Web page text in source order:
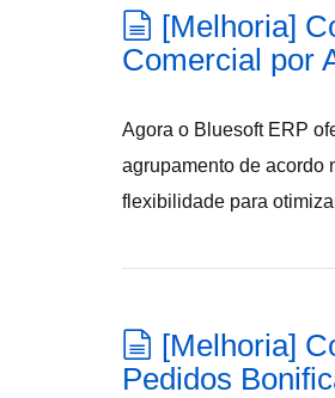
[Melhoria]
Comercial por
Agora o Bluesoft ERP
agrupamento de acordo
flexibilidade para
[Melhoria]
Pedidos